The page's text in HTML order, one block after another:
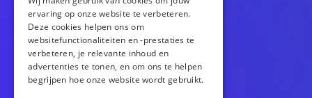
CONTACT
info@totstraksonline.nl
024 23 40 111
ervaring op onze website te verbeteren.
Deze cookies helpen ons om
websitefunctionaliteiten en -prestaties te
verbeteren, je relevante inhoud en
advertenties te tonen, en om ons te helpen
begrijpen hoe onze website wordt gebruikt.